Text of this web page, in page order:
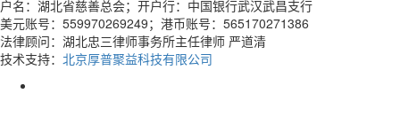
户名：湖北省慈善总会；开户行：中国银行武汉武昌支行
美元账号：559970269249；港币账号：565170271386
法律顾问：湖北忠三律师事务所主任律师 严道清
技术支持： 北京厚普聚益科技有限公司